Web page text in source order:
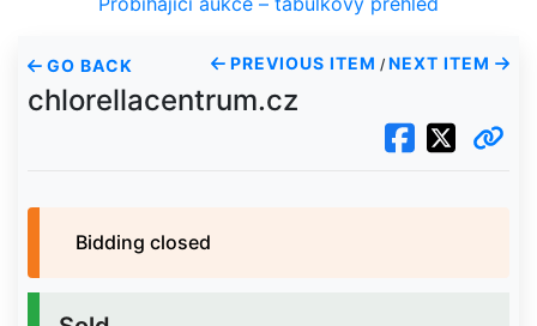
GO BACK PREVIOUS ITEM / NEXT ITEM
chlorellacentrum.cz
Bidding closed